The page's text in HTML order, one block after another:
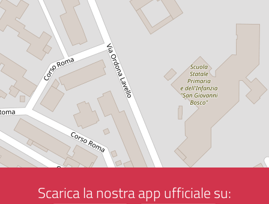
Scarica la nostra app ufficiale su: